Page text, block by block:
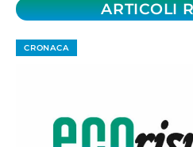
ARTICOLI
CRONACA